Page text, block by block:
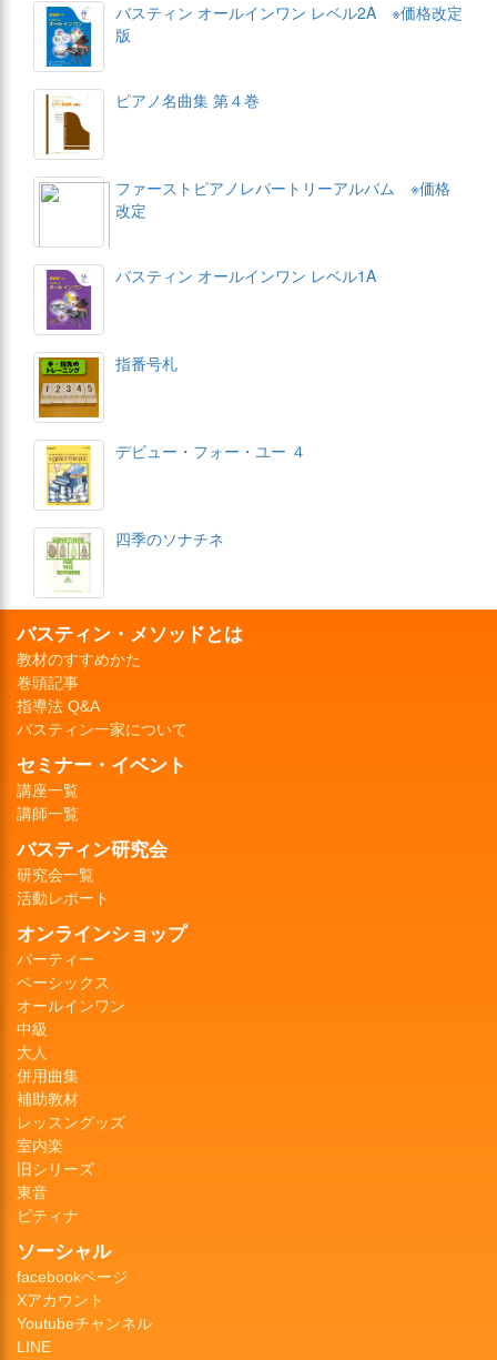
バスティン オールインワン レベル2A ※価格改定
版
ピアノ名曲集 第４巻
ファーストピアノレパートリーアルバム ※価格
改定
バスティン オールインワン レベル1A
指番号札
デビュー・フォー・ユー ４
四季のソナチネ
バスティン・メソッドとは
教材のすすめかた
巻頭記事
指導法 Q&A
バスティン一家について
セミナー・イベント
講座一覧
講師一覧
バスティン研究会
研究会一覧
活動レポート
オンラインショップ
パーティー
ベーシックス
オールインワン
中級
大人
併用曲集
補助教材
レッスングッズ
室内楽
旧シリーズ
東音
ピティナ
ソーシャル
facebookページ
Xアカウント
Youtubeチャンネル
LINE